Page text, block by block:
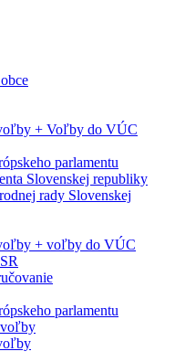
+ Voľby do VÚC
parlamentu
Slovenskej republiky
rady Slovenskej
+ voľby do VÚC
parlamentu
voľby